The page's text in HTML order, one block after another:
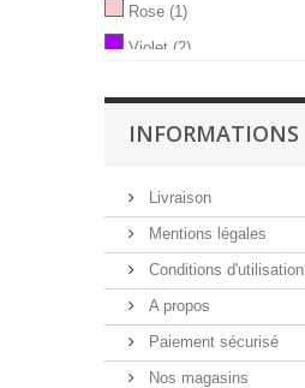
Rose (1)
Violet (2)
INFORMATIONS
Livraison
Mentions légales
Conditions d'utilisation
A propos
Paiement sécurisé
Nos magasins